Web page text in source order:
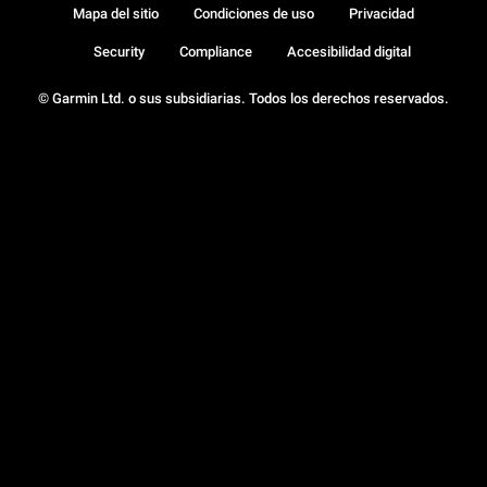
© Garmin Ltd. o sus subsidiarias. Todos los derechos reservados.
Mapa del sitio Condiciones de uso Privacidad
Security Compliance Accesibilidad digital